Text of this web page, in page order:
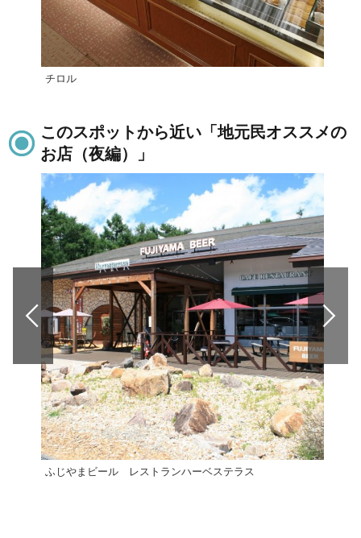
チロル
このスポットから近い「地元民オススメの
お店（夜編）」
ふじやまビール レストランハーベステラス